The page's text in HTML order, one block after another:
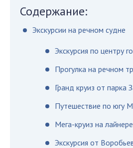
Содержание:
Экскурсии на речном судне
Экскурсия по центру
Прогулка на речном
Гранд круиз от парка
Путешествие по югу
Мега-круиз на
Экскурсия от